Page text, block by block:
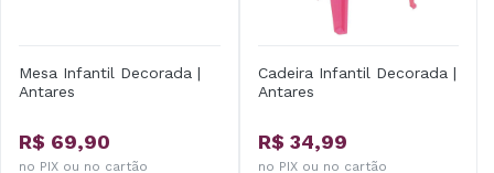
Mesa Infantil Decorada |
Antares
R$ 69,90
no PIX ou no cartão
Cadeira Infantil Decorada |
Antares
R$ 34,99
no PIX ou no cartão